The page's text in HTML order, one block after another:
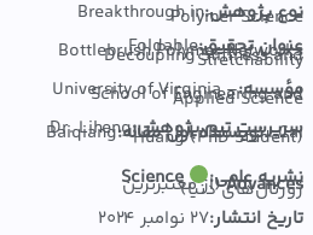
پژوهش:Breakthrough inPolymer
تحقیق:Foldable
Bottlebrush Polymer
Decoupling
University of Virginia –
School of Applied
تیم پژوهش:Dr. Lihengنویسنده اول مقاله:Baiqiang Huang (PhD
علمی:
Science
(از معتبرترین
دنیا)
انتشار:۲۷ نوامبر ۲۰۲۴